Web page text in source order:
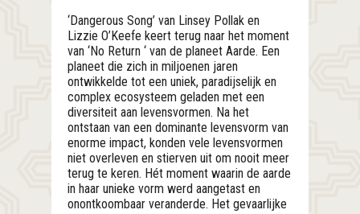
‘Dangerous Song’ van Linsey Pollak en
Lizzie O’Keefe keert terug naar het moment
van ‘No Return ‘ van de planeet Aarde. Een
planeet die zich in miljoenen jaren
ontwikkelde tot een uniek, paradijselijk en
complex ecosysteem geladen met een
diversiteit aan levensvormen. Na het
ontstaan van een dominante levensvorm van
enorme impact, konden vele levensvormen
niet overleven en stierven uit om nooit meer
terug te keren. Hét moment waarin de aarde
in haar unieke vorm werd aangetast en
onontkoombaar veranderde. Het gevaarlijke